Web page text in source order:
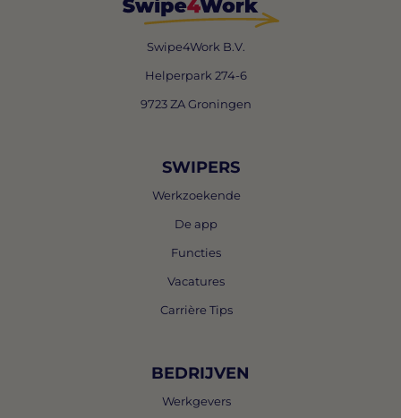
Swipe4Work B.V.
Helperpark 274-6
9723 ZA Groningen
SWIPERS
Werkzoekende
De app
Functies
Vacatures
Carrière Tips
BEDRIJVEN
Werkgevers